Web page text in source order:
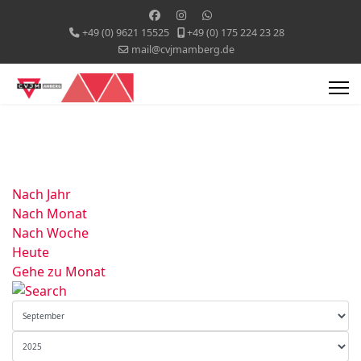
+49 (0) 9621 15525
+49 (0) 175 224 23 28
mail@cvjmamberg.de
Nach Jahr
Nach Monat
Nach Woche
Heute
Gehe zu Monat